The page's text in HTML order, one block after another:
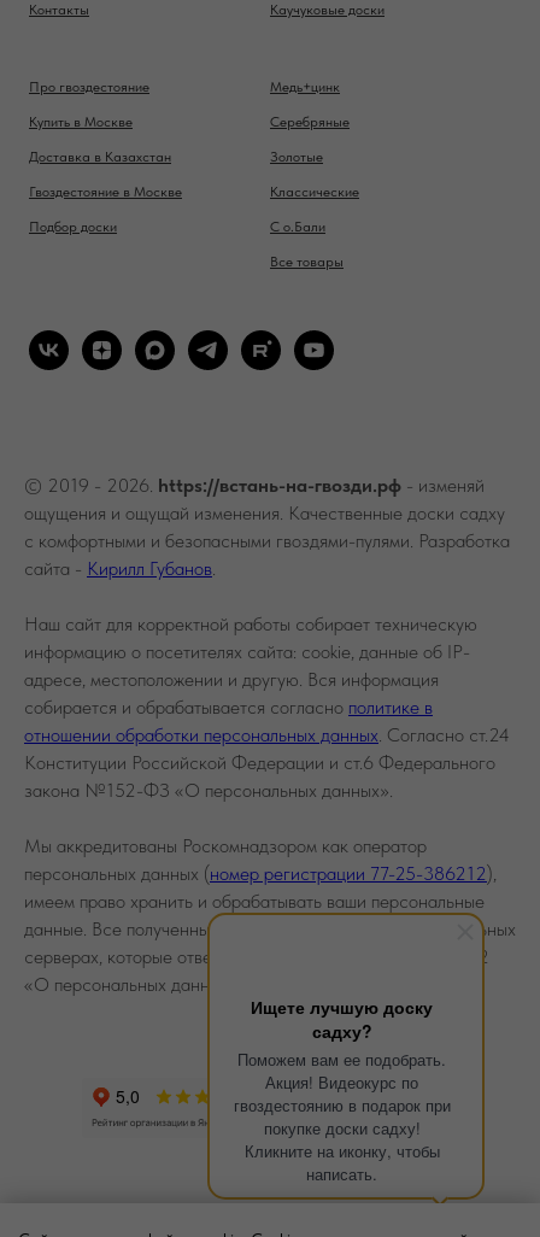
Ищете лучшую доску
садху?
Поможем вам ее подобрать.
Акция! Видеокурс по
гвоздестоянию в подарок при
покупке доски садху!
Кликните на иконку, чтобы
написать.
Контакты Каучуковые доски
Про гвоздестояние
Купить в Москве
Доставка в Казахстан
Гвоздестояние в Москве
Подбор доски
Медь+цинк
Серебряные
Золотые
Классические
С о.Бали
Все товары
© 2019 - 2026. https://встань-на-гвозди.рф - изменяй
ощущения и ощущай изменения. Качественные доски садху
с комфортными и безопасными гвоздями-пулями. Разработка
сайта - Кирилл Губанов.
Наш сайт для корректной работы собирает техническую
информацию о посетителях сайта: cookie, данные об IP-
адресе, местоположении и другую. Вся информация
собирается и обрабатывается согласно политике в
отношении обработки персональных данных. Согласно ст.24
Конституции Российской Федерации и ст.6 Федерального
закона №152-ФЗ «О персональных данных».
Мы аккредитованы Роскомнадзором как оператор
персональных данных (номер регистрации 77-25-386212),
имеем право хранить и обрабатывать ваши персональные
данные. Все полученные документы хранятся на специальных
серверах, которые отвечают всем требованиям ФЗ №152
«О персональных данных».